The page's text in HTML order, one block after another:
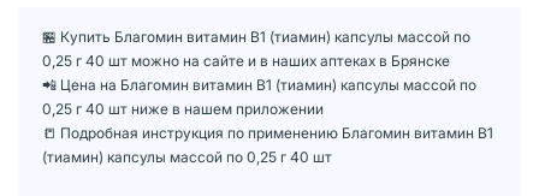
🏪 Купить Благомин витамин B1 (тиамин) капсулы массой по
0,25 г 40 шт можно на сайте и в наших аптеках в Брянске
📲 Цена на Благомин витамин B1 (тиамин) капсулы массой по
0,25 г 40 шт ниже в нашем приложении
📒 Подробная инструкция по применению Благомин витамин B1
(тиамин) капсулы массой по 0,25 г 40 шт